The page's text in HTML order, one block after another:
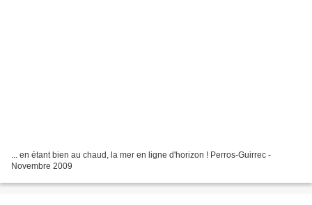
... en étant bien au chaud, la mer en ligne d'horizon ! Perros-Guirrec -
Novembre 2009